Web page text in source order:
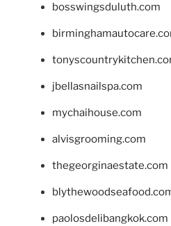
bosswingsduluth.com
jbellasnailspa.com
mychaihouse.com
alvisgrooming.com
thegeorginaestate.com
paolosdelibangkok.com